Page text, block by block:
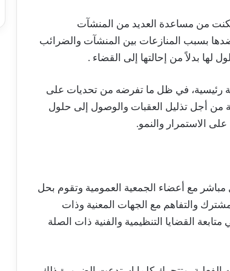
من مساعدة العديد من المنشآت
بسبب المنازعات بين المنشآت والضرائب
بدلاً من إحالتها إلى القضاء .
رئيسية، في ظل ما تفرضه من تحديات على
من أجل تذليل العقبات والوصول إلى حلول
الاستمرار والنمو.
مع أعضاء الجمعية العمومية وتقوم بحل
والتفاهم مع الجهات المعنية وذات
القضايا التنظيمية والفنية ذات الصلة